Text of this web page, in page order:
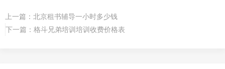
上一篇： 北京租书辅导一小时多少钱
下一篇： 格斗兄弟培训培训收费价格表